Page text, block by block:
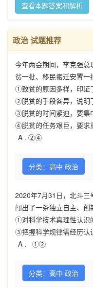
查看本题答案和解析
政治 试题推荐
今年两会期间，李克强
贫一批、移民搬迁安置
①致贫的原因多样，印证
②脱贫的手段各异，说明
③脱贫的时间紧迫，要集
④脱贫的任务艰巨，要求
A . ②④
分类：高中 政治
2020年7月31日，北斗三
闯出了一条独立自主、
①对科学技术真理性认识
③把握科学规律需经历认
A .
①②
分类：高中 政治